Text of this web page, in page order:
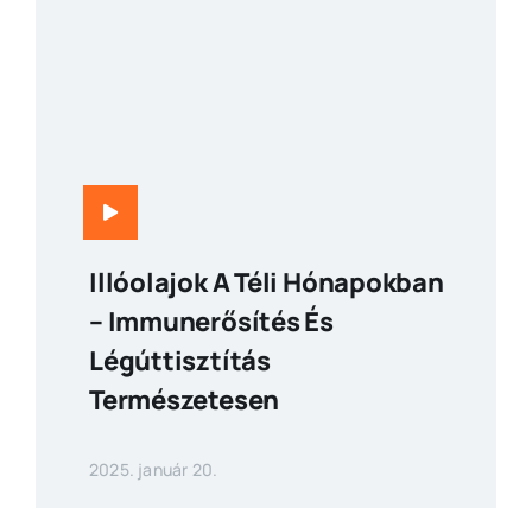
Illóolajok A Téli Hónapokban
– Immunerősítés És
Légúttisztítás
Természetesen
2025. január 20.